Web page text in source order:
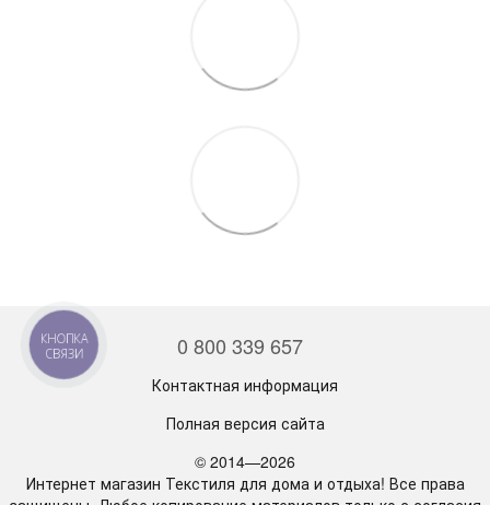
0 800 339 657
Контактная информация
Полная версия сайта
© 2014—2026
Интернет магазин Текстиля для дома и отдыха! Все права
КНОПКА
СВЯЗИ